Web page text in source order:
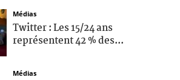
Médias
Twitter : Les 15/24 ans
représentent 42 % des...
Médias